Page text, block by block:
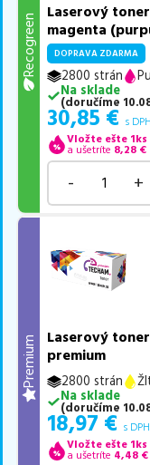
Recogreen
Laserový toner
magenta
DOPRAVA ZDARMA
2800 strán
Na sklade
(doručíme
30,85 € s DPH
Vložte ešte
a ušetríte 8,28 €
- +
Premium
Laserový
premium
2800 strán
Na sklade
(doručíme
18,97 € s DPH
Vložte ešte
a ušetríte 4,48 €